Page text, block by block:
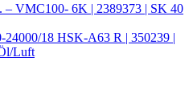
– VMC100- 6K | 2389373 | SK 40
18 HSK-A63 R | 350239 |
Luft